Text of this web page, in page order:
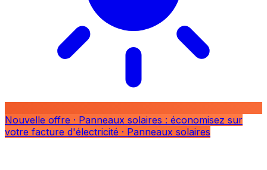
Nouvelle offre · Panneaux solaires : économisez sur
votre facture d'électricité · Panneaux solaires